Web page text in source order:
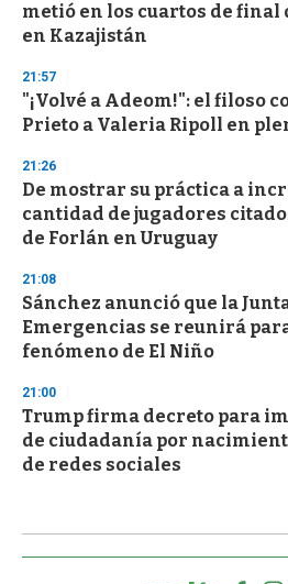
metió en los cuartos de final
en Kazajistán
21:57
"¡Volvé a Adeom!": el filoso
Prieto a Valeria Ripoll en
21:26
De mostrar su práctica a
cantidad de jugadores
de Forlán en Uruguay
21:08
Sánchez anunció que la
Emergencias se reunirá
fenómeno de El Niño
21:00
Trump firma decreto para
de ciudadanía por
de redes sociales